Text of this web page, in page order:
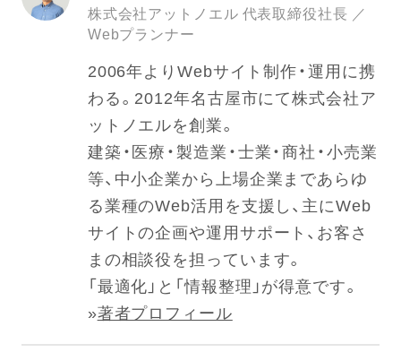
株式会社アットノエル 代表取締役社長 ／
Webプランナー
2006年よりWebサイト制作・運用に携
わる。2012年名古屋市にて株式会社ア
ットノエルを創業。
建築・医療・製造業・士業・商社・小売業
等、中小企業から上場企業まであらゆ
る業種のWeb活用を支援し、主にWeb
サイトの企画や運用サポート、お客さ
まの相談役を担っています。
「最適化」と「情報整理」が得意です。
»著者プロフィール